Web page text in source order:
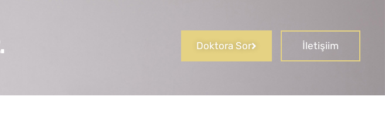
Doktora Sor İletişiim